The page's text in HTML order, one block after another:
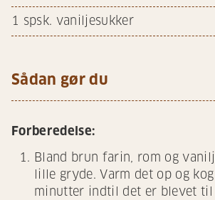
1 spsk. vaniljesukker
Sådan gør du
Forberedelse:
Bland brun farin, rom og
lille gryde. Varm det op og
minutter indtil det er blevet